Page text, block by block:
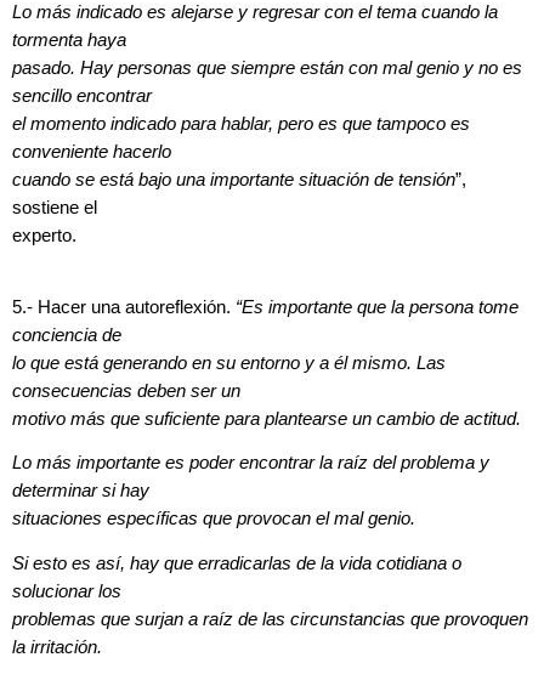
Lo más indicado es alejarse y regresar con el tema cuando la
tormenta haya
pasado. Hay personas que siempre están con mal genio y no es
sencillo encontrar
el momento indicado para hablar, pero es que tampoco es
conveniente hacerlo
cuando se está bajo una importante situación de tensión”,
sostiene el
experto.
5.- Hacer una autoreflexión. “Es importante que la persona tome
conciencia de
lo que está generando en su entorno y a él mismo. Las
consecuencias deben ser un
motivo más que suficiente para plantearse un cambio de actitud.
Lo más importante es poder encontrar la raíz del problema y
determinar si hay
situaciones específicas que provocan el mal genio.
Si esto es así, hay que erradicarlas de la vida cotidiana o
solucionar los
problemas que surjan a raíz de las circunstancias que provoquen
la irritación.